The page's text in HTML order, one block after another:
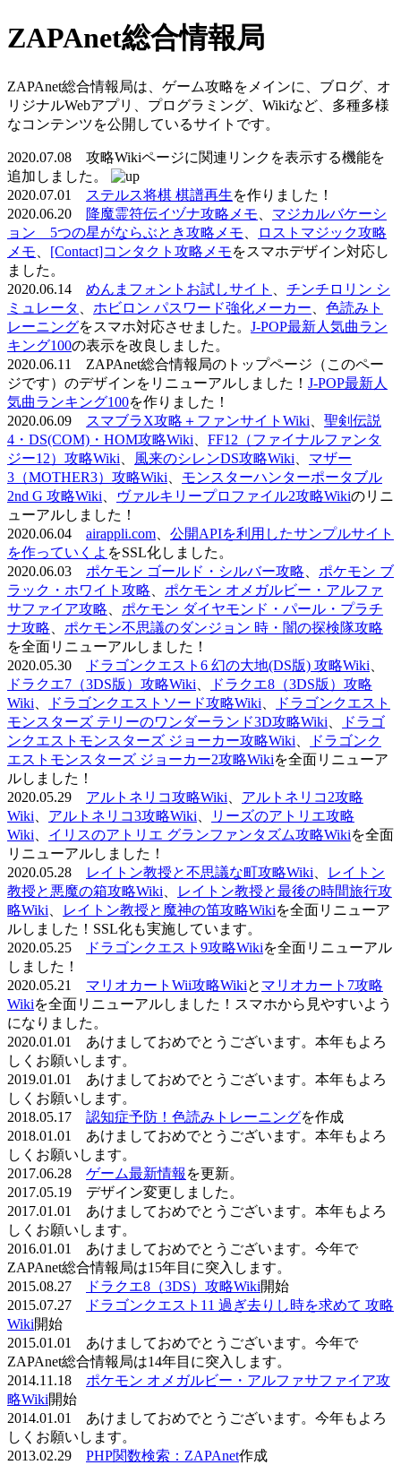
ZAPAnet総合情報局
ZAPAnet総合情報局は、ゲーム攻略をメインに、ブログ、オ
リジナルWebアプリ、プログラミング、Wikiなど、多種多様
なコンテンツを公開しているサイトです。
2020.07.08 攻略Wikiページに関連リンクを表示する機能を
追加しました。
2020.07.01
ステルス将棋 棋譜再生を作りました！
2020.06.20
降魔霊符伝イヅナ攻略メモ
マジカルバケーシ
ョン 5つの星がならぶとき攻略メモ
ロストマジック攻略
メモ
[Contact]コンタクト攻略メモをスマホデザイン対応し
ました。
2020.06.14 めんまフォントお試しサイト
チンチロリン シ
ミュレータ
ホビロン パスワード強化メーカー
色読みト
レーニングをスマホ対応させました。 J-POP最新人気曲ラン
キング100の表示を改良しました。
2020.06.11 ZAPAnet総合情報局のトップページ（このペー
ジです）のデザインをリニューアルしました！ J-POP最新人
気曲ランキング100を作りました！
2020.06.09
スマブラX攻略＋ファンサイトWiki
聖剣伝説
4・DS(COM)・HOM攻略Wiki
FF12（ファイナルファンタ
ジー12）攻略Wiki
風来のシレンDS攻略Wiki
マザー
3（MOTHER3）攻略Wiki
モンスターハンターポータブル
2nd G 攻略Wiki
ヴァルキリープロファイル2攻略Wikiのリニ
ューアルしました！
2020.06.04 airappli.com
公開APIを利用したサンプルサイト
を作っていくよ をSSL化しました。
2020.06.03 ポケモン ゴールド・シルバー攻略
ポケモン ブ
ラック・ホワイト攻略
ポケモン オメガルビー・アルファ
サファイア攻略
ポケモン ダイヤモンド・パール・プラチ
ナ攻略
ポケモン不思議のダンジョン 時・闇の探検隊攻略
を全面リニューアルしました！
2020.05.30
ドラゴンクエスト6 幻の大地(DS版) 攻略Wiki
ドラクエ7（3DS版）攻略Wiki
ドラクエ8（3DS版）攻略
Wiki
ドラゴンクエストソード攻略Wiki
ドラゴンクエスト
モンスターズ テリーのワンダーランド3D攻略Wiki
ドラゴ
ンクエストモンスターズ ジョーカー攻略Wiki
ドラゴンク
エストモンスターズ ジョーカー2攻略Wikiを全面リニューア
ルしました！
2020.05.29 アルトネリコ攻略Wiki
アルトネリコ2攻略
Wiki
アルトネリコ3攻略Wiki
リーズのアトリエ攻略
Wiki
イリスのアトリエ グランファンタズム攻略Wikiを全面
リニューアルしました！
2020.05.28
レイトン教授と不思議な町攻略Wiki
レイトン
教授と悪魔の箱攻略Wiki
レイトン教授と最後の時間旅行攻
略Wiki
レイトン教授と魔神の笛攻略Wikiを全面リニューア
ルしました！SSL化も実施しています。
2020.05.25
ドラゴンクエスト9攻略Wikiを全面リニューアル
しました！
2020.05.21 マリオカートWii攻略Wikiと マリオカート7攻略
Wikiを全面リニューアルしました！スマホから見やすいよう
になりました。
2020.01.01 あけましておめでとうございます。本年もよろ
しくお願いします。
2019.01.01 あけましておめでとうございます。本年もよろ
しくお願いします。
2018.05.17 認知症予防！色読みトレーニングを作成
2018.01.01 あけましておめでとうございます。本年もよろ
しくお願いします。
2017.06.28 ゲーム最新情報 を更新。
2017.05.19 デザイン変更しました。
2017.01.01 あけましておめでとうございます。本年もよろ
しくお願いします。
2016.01.01 あけましておめでとうございます。今年で
ZAPAnet総合情報局は15年目に突入します。
2015.08.27
ドラクエ8（3DS）攻略Wiki開始
2015.07.27
ドラゴンクエスト11 過ぎ去りし時を求めて 攻略
Wiki開始
2015.01.01 あけましておめでとうございます。今年で
ZAPAnet総合情報局は14年目に突入します。
2014.11.18 ポケモン オメガルビー・アルファサファイア攻
略Wiki開始
2014.01.01 あけましておめでとうございます。今年もよろ
しくお願いします。
2013.02.29 PHP関数検索：ZAPAnet作成